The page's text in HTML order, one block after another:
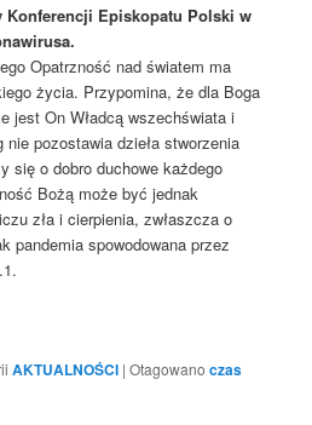
Konferencji Episkopatu Polskiw
Opatrzność nad światem ma
życia. Przypomina, że dla Boga
jest On Władcą wszechświata i
pozostawia dzieła stworzenia
się o dobro duchowe każdego
Bożą może być jednak
zła i cierpienia, zwłaszcza o
pandemia spowodowana przez
AKTUALNOŚCI |Otagowano czas